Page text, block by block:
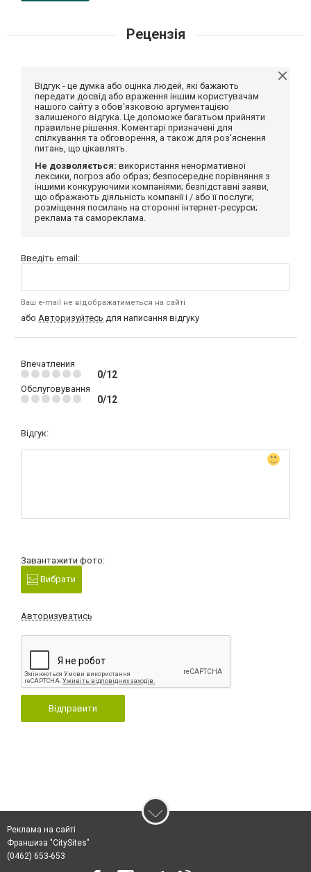
Рецензія
Відгук - це думка або оцінка людей, які бажають
передати досвід або враження іншим користувачам
нашого сайту з обов'язковою аргументацією
залишеного відгука. Це допоможе багатьом прийняти
правильне рішення. Коментарі призначені для
спілкування та обговорення, а також для роз'яснення
питань, що цікавлять.
Не дозволяється: використання ненормативної
лексики, погроз або образ; безпосереднє порівняння з
іншими конкуруючими компаніями; безпідставні заяви,
що ображають діяльність компанії і / або її послуги;
розміщення посилань на сторонні інтернет-ресурси;
реклама та самореклама.
Введіть email:
Ваш e-mail не відображатиметься на сайті
або Авторизуйтесь для написання відгуку
Впечатления
0/12
Обслуговування
0/12
Відгук:
Завантажити фото:
Вибрати
Авторизуватись
Відправити
Реклама на сайті
Франшиза "CitySites"
(0462) 653-653